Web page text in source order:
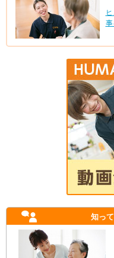
事
知っ